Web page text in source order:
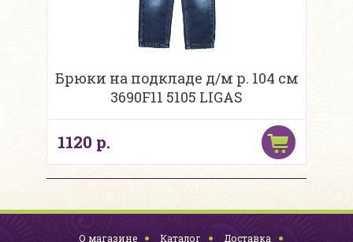
Брюки на подкладе д/м р. 104 см
3690F11 5105 LIGAS
1120 р.
О магазине Каталог Доставка